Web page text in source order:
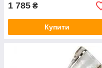
1 785 ₴
Купити